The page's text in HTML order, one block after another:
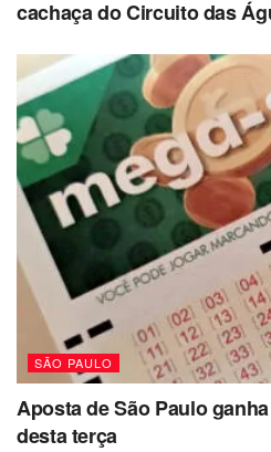
cachaça do Circuito das
SÃO PAULO
Aposta de São Paulo
desta terça